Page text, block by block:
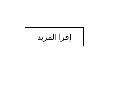
إقرا المزيد